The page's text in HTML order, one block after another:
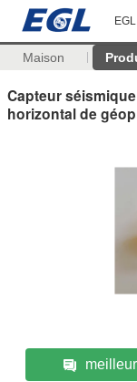
Maison
Capteur
horizontal de